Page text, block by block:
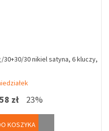
30+30/30 nikiel satyna, 6 kluczy,
zł 23%
KOSZYKA